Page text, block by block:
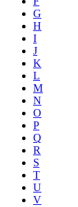
G
H
I
J
K
L
M
N
O
P
Q
R
S
T
U
V